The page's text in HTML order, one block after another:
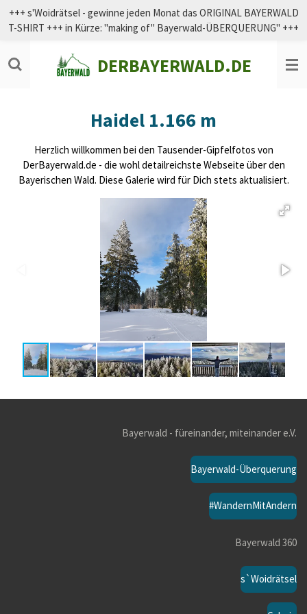
Zum
Hauptinhalt
DERBAYERWALD.DE
+++ s'Woidrätsel - gewinne jeden Monat das ORIGINAL BAYERWALD
T-SHIRT +++ in Kürze: "making of" Bayerwald-ÜBERQUERUNG" +++
Haidel 1.166 m
Herzlich willkommen bei den Tausender-Gipfelfotos von
DerBayerwald.de - die wohl detailreichste Webseite über den
Bayerischen Wald. Diese Galerie wird für Dich stets aktualisiert.
Bayerwald - füreinander, miteinander e.V.
Bayerwald-Überquerung
#WandernMitAndern
Bayerwald 360
s`Woidrätsel